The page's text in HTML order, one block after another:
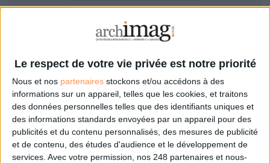
Le respect de votre vie privée est notre priorité
Nous et nos partenaires stockons et/ou accédons à des
informations sur un appareil, telles que les cookies, et traitons
des données personnelles telles que des identifiants uniques et
des informations standards envoyées par un appareil pour des
publicités et du contenu personnalisés, des mesures de publicité
et de contenu, des études d'audience et le développement de
services. Avec votre permission, nos 248 partenaires et nous-
LES LIVRES BLANCS
LES SUPPLÉMENTS
NOS OFFRES D'ABONNEMENTS
Filtre anti-spam
Mot de passe oublié ?
Pas encore de compte?